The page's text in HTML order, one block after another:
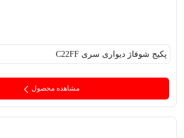
پکیج‌ شوفاژ دیواری سری C22FF
مشاهده محصول